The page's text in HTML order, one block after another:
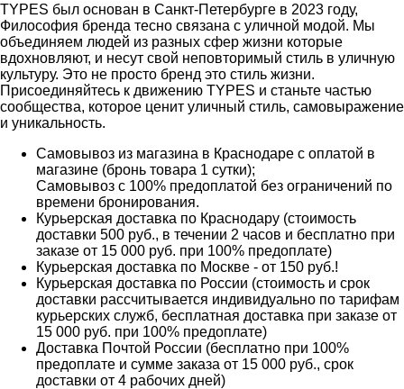
TYPES был основан в Санкт-Петербурге в 2023 году,
Философия бренда тесно связана с уличной модой. Мы
объединяем людей из разных сфер жизни которые
вдохновляют, и несут свой неповторимый стиль в уличную
культуру. Это не просто бренд это стиль жизни.
Присоединяйтесь к движению TYPES и станьте частью
сообщества, которое ценит уличный стиль, самовыражение
и уникальность.
Самовывоз из магазина в Краснодаре с оплатой в
магазине (бронь товара 1 сутки);
Самовывоз с 100% предоплатой без ограничений по
времени бронирования.
Курьерская доставка по Краснодару (стоимость
доставки 500 руб., в течении 2 часов и бесплатно при
заказе от 15 000 руб. при 100% предоплате)
Курьерская доставка по Москве - от 150 руб.!
Курьерская доставка по России (стоимость и срок
доставки рассчитывается индивидуально по тарифам
курьерских служб, бесплатная доставка при заказе от
15 000 руб. при 100% предоплате)
Доставка Почтой России (бесплатно при 100%
предоплате и сумме заказа от 15 000 руб., срок
доставки от 4 рабочих дней)